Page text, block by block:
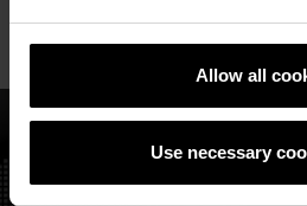
Allow all
Use necessary